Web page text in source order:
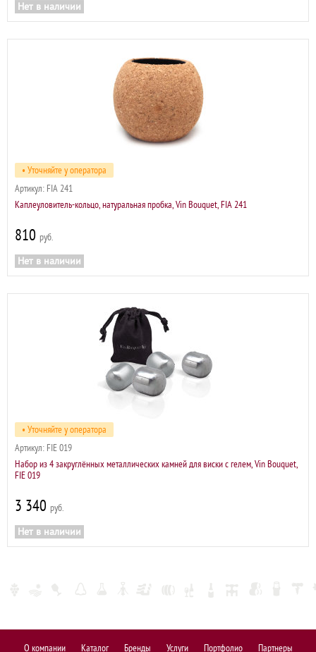
Нет в наличии
• Уточняйте у оператора
Артикул: FIA 241
Каплеуловитель-кольцо, натуральная пробка, Vin Bouquet, FIA 241
810 р
Нет в наличии
• Уточняйте у оператора
Артикул: FIE 019
Набор из 4 закруглённых металлических камней для виски с гелем, Vin Bouquet,
FIE 019
3 340 р
Нет в наличии
О компании Каталог Бренды Услуги Портфолио Партнеры